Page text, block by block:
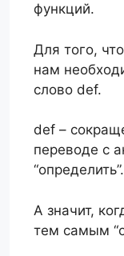
функций.
Для того,
нам
слово def.
def –
переводе с
“определить”.
А значит,
тем самым